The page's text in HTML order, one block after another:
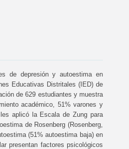
de depresión y autoestima en
Educativas Distritales (IED) de
de 629 estudiantes y muestra
académico, 51% varones y
aplicó la Escala de Zung para
de Rosenberg (Rosenberg,
(51% autoestima baja) en
presentan factores psicológicos